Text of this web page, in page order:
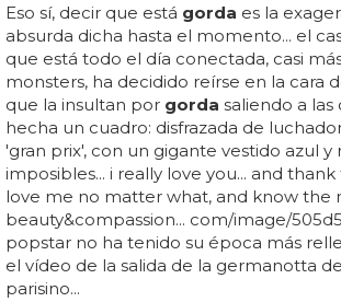
Eso sí, decir que está gorda es la
absurda dicha hasta el momento... el
que está todo el día conectada, casi
monsters, ha decidido reírse en la cara
que la insultan por gorda saliendo a las
hecha un cuadro: disfrazada de
'gran prix', con un gigante vestido azul y
imposibles... i really love you... and
love me no matter what, and know the
beauty&compassion... com/image/
popstar no ha tenido su época más
el vídeo de la salida de la germanotta
parisino...